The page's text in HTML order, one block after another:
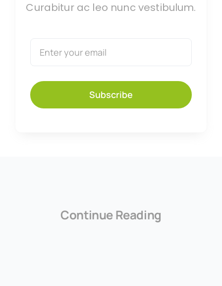
Curabitur ac leo nunc vestibulum.
Subscribe
Continue Reading